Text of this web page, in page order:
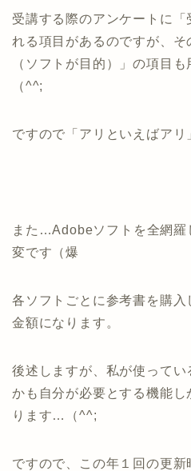
受講する際のアンケートに
れる項目があるのですが、
（ソフトが目的）」の項目
（^^;
ですので「アリといえばアリ
また…Adobeソフトを全網羅
変です（爆
各ソフトごとに参考書を購
金額になります。
後述しますが、私が使ってい
かも自分が必要とする機能
ります…（^^;
ですので、この年１回の更